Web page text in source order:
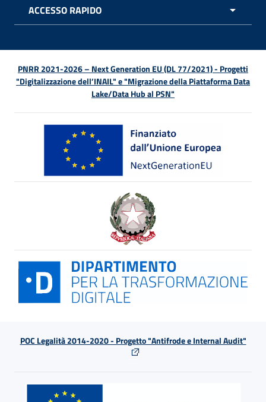
ACCESSO RAPIDO
PNRR 2021-2026 – Next Generation EU (DL 77/2021) - Progetti
"Digitalizzazione dell’INAIL" e "Migrazione della Piattaforma Data
Lake/Data Hub al PSN"
POC Legalità 2014-2020 - Progetto "Antifrode e Internal Audit"